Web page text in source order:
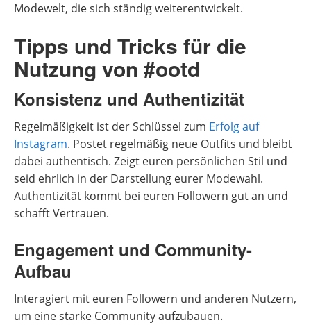
Modewelt, die sich ständig weiterentwickelt.
Tipps und Tricks für die
Nutzung von #ootd
Konsistenz und Authentizität
Regelmäßigkeit ist der Schlüssel zum Erfolg auf
Instagram. Postet regelmäßig neue Outfits und bleibt
dabei authentisch. Zeigt euren persönlichen Stil und
seid ehrlich in der Darstellung eurer Modewahl.
Authentizität kommt bei euren Followern gut an und
schafft Vertrauen.
Engagement und Community-
Aufbau
Interagiert mit euren Followern und anderen Nutzern,
um eine starke Community aufzubauen.